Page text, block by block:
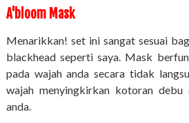
A'bloom Mask
Menarikkan! set ini sangat sesuai
blackhead seperti saya. Mask
pada wajah anda secara tidak
wajah menyingkirkan kotoran debu
anda.